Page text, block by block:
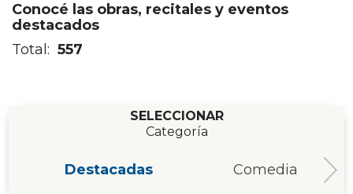
Conocé las obras, recitales y eventos
destacados
Total: 557
SELECCIONAR
Categoría
Destacadas Comedia